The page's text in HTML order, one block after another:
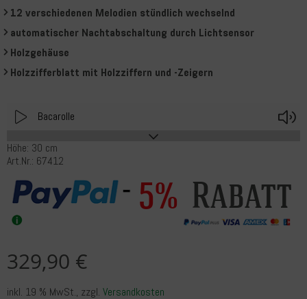
12 verschiedenen Melodien stündlich wechselnd
automatischer Nachtabschaltung durch Lichtsensor
Holzgehäuse
Holzzifferblatt mit Holzziffern und -Zeigern
Bacarolle
Play
Höhe: 30 cm
Art.Nr.: 67412
5% Rabatt
329,90 €
inkl. 19 % MwSt., zzgl. Versandkosten